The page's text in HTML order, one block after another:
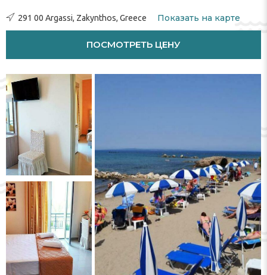
291 00 Argassi, Zakynthos, Greece Показать на карте
ПОСМОТРЕТЬ ЦЕНУ